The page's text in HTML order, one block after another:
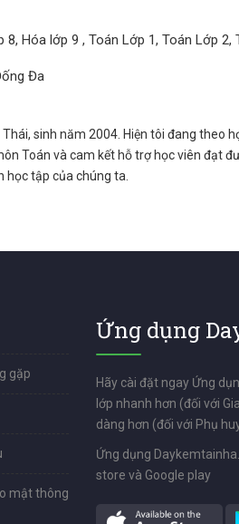
8, Hóa lớp 9 , Toán Lớp 1, Toán Lớp
Đa
sinh năm 2004. Hiện tôi đang theo
Toán và cam kết hỗ trợ học viên đạt
học tập của chúng ta.
gặp
mật thông
Ứng dụng
Hãy cài đặt ngay Ứng
lớp nhanh hơn (đối với
dàng hơn (đối với Phụ
Ứng dụng
store và Google play